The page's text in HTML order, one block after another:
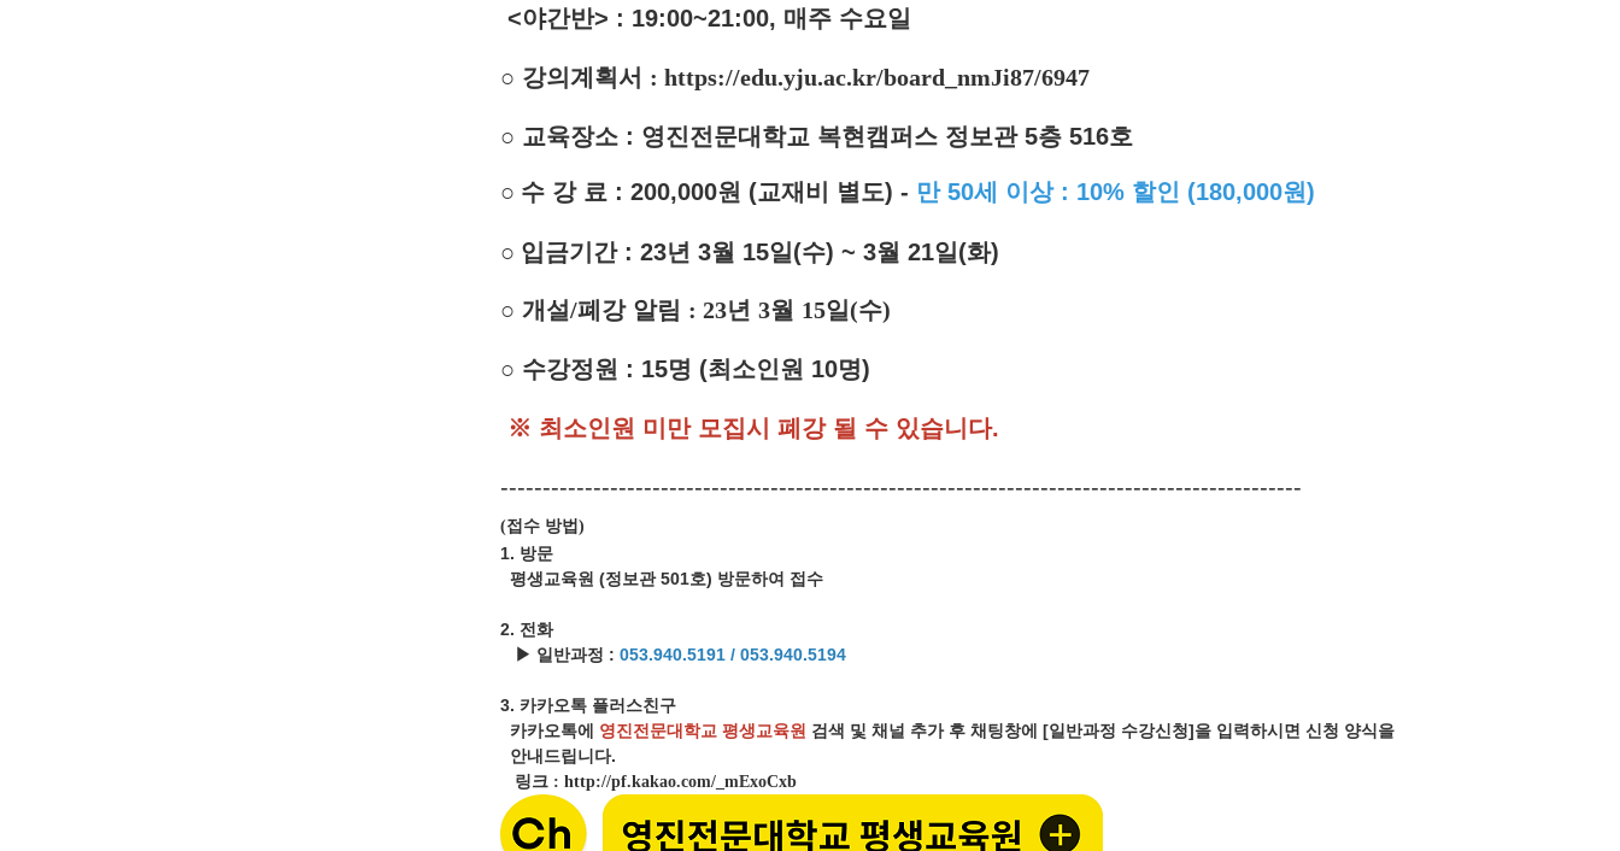
<야간반> : 19:00~21:00, 매주 수요일
○ 강의계획서 : https://edu.yju.ac.kr/board_nmJi87/6947
○ 교육장소 : 영진전문대학교 복현캠퍼스 정보관 5층 516호
○ 수 강 료 : 200,000원 (교재비 별도) - 만 50세 이상 : 10% 할인 (180,000원)
○ 입금기간 : 23년 3월 15일(수) ~ 3월 21일(화)
○ 개설/폐강 알림 : 23년 3월 15일 (수)
○ 수강정원 : 15명 (최소인원 10명)
※ 최소인원 미만 모집시 폐강 될 수 있습니다.
-----------------------------------------------------------------------------------------------
(접수 방법 )
1. 방문
평생교육원 (정보관 501호) 방문하여 접수
2. 전화
▶ 일반과정 : 053.940.5191 / 053.940.5194
3. 카카오톡 플러스친구
카카오톡에 영진전문대학교 평생교육원 검색 및 채널 추가 후 채팅창에 [일반과정 수강신청]을 입력하시면 신청 양식을
안내드립니다.
링크 : http://pf.kakao.com/_mExoCxb